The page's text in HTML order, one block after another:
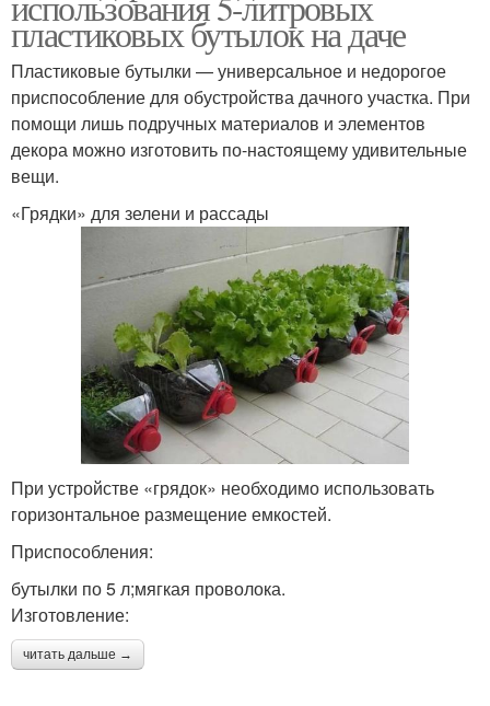
пластиковых бутылок на даче
Пластиковые бутылки — универсальное и недорогое
приспособление для обустройства дачного участка. При
помощи лишь подручных материалов и элементов
декора можно изготовить по-настоящему удивительные
вещи.
«Грядки» для зелени и рассады
При устройстве «грядок» необходимо использовать
горизонтальное размещение емкостей.
Приспособления:
бутылки по 5 л;мягкая проволока.
Изготовление:
читать дальше →